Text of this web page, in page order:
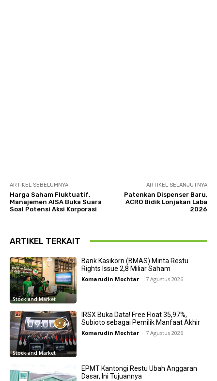
ARTIKEL SEBELUMNYA
Harga Saham Fluktuatif,
Manajemen AISA Buka Suara
Soal Potensi Aksi Korporasi
ARTIKEL SELANJUTNYA
Patenkan Dispenser Baru,
ACRO Bidik Lonjakan Laba
2026
ARTIKEL TERKAIT
Stock and Market
Bank Kasikorn (BMAS) Minta Restu
Rights Issue 2,8 Miliar Saham
Komarudin Mochtar - 7 Agustus 2026
Stock and Market
IRSX Buka Data! Free Float 35,97%,
Subioto sebagai Pemilik Manfaat Akhir
Komarudin Mochtar - 7 Agustus 2026
EPMT Kantongi Restu Ubah Anggaran
Dasar, Ini Tujuannya